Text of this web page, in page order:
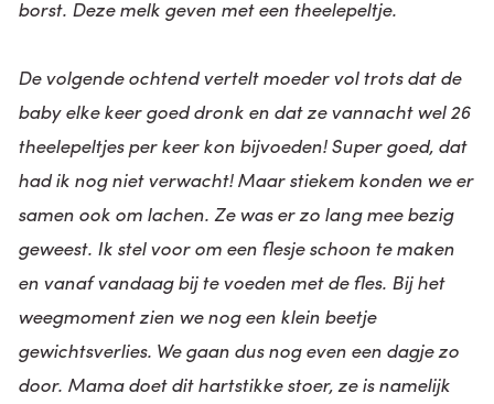
borst. Deze melk geven met een theelepeltje.
De volgende ochtend vertelt moeder vol trots dat de
baby elke keer goed dronk en dat ze vannacht wel 26
theelepeltjes per keer kon bijvoeden! Super goed, dat
had ik nog niet verwacht! Maar stiekem konden we er
samen ook om lachen. Ze was er zo lang mee bezig
geweest. Ik stel voor om een flesje schoon te maken
en vanaf vandaag bij te voeden met de fles. Bij het
weegmoment zien we nog een klein beetje
gewichtsverlies. We gaan dus nog even een dagje zo
door. Mama doet dit hartstikke stoer, ze is namelijk